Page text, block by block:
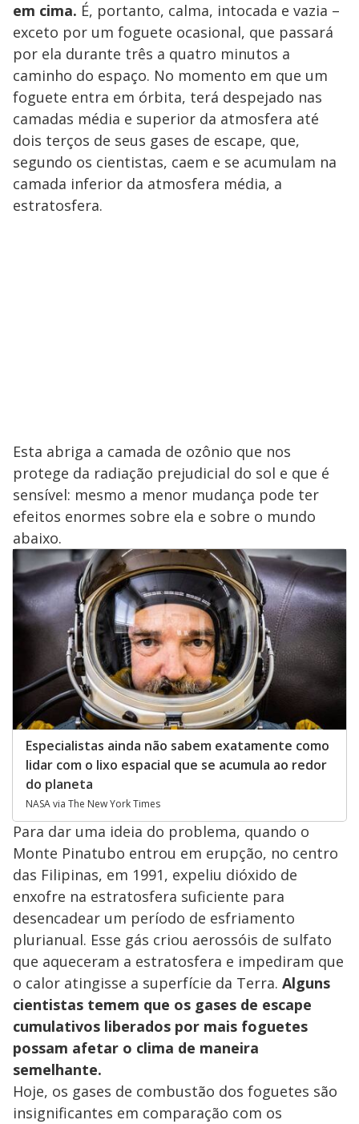
em cima. É, portanto, calma, intocada e vazia –
exceto por um foguete ocasional, que passará
por ela durante três a quatro minutos a
caminho do espaço. No momento em que um
foguete entra em órbita, terá despejado nas
camadas média e superior da atmosfera até
dois terços de seus gases de escape, que,
segundo os cientistas, caem e se acumulam na
camada inferior da atmosfera média, a
estratosfera.
Esta abriga a camada de ozônio que nos
protege da radiação prejudicial do sol e que é
sensível: mesmo a menor mudança pode ter
efeitos enormes sobre ela e sobre o mundo
abaixo.
Especialistas ainda não sabem exatamente como
lidar com o lixo espacial que se acumula ao redor
do planeta
NASA via The New York Times
Para dar uma ideia do problema, quando o
Monte Pinatubo entrou em erupção, no centro
das Filipinas, em 1991, expeliu dióxido de
enxofre na estratosfera suficiente para
desencadear um período de esfriamento
plurianual. Esse gás criou aerossóis de sulfato
que aqueceram a estratosfera e impediram que
o calor atingisse a superfície da Terra. Alguns
cientistas temem que os gases de escape
cumulativos liberados por mais foguetes
possam afetar o clima de maneira
semelhante.
Hoje, os gases de combustão dos foguetes são
insignificantes em comparação com os